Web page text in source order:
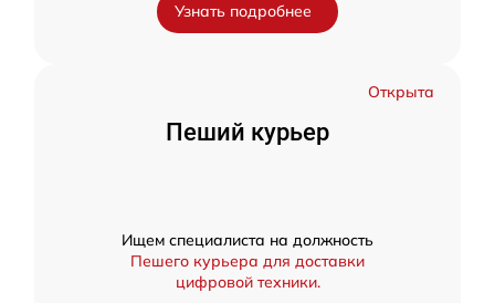
Узнать подробнее
Открыта
Пеший курьер
Ищем специалиста на должность
Пешего курьера для доставки
цифровой техники.